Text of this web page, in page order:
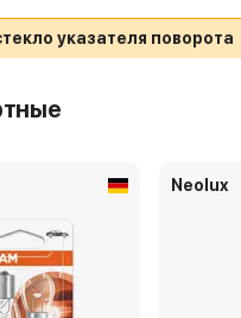
указателя поворота
Neolux